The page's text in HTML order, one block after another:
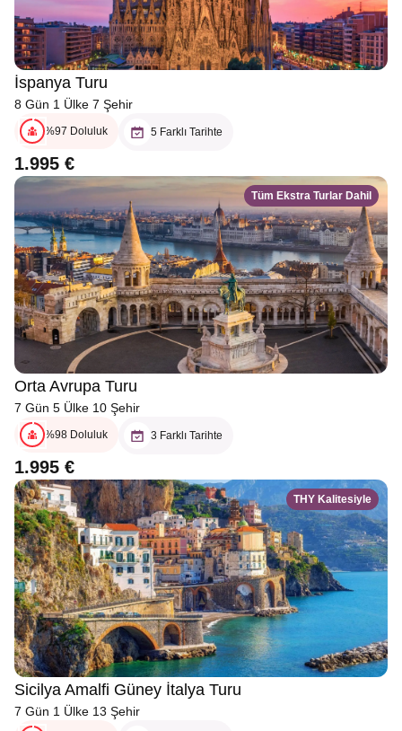
İspanya Turu
8 Gün 1 Ülke 7 Şehir
%97 Doluluk 5 Farklı Tarihte
1.995 €
Tüm Ekstra Turlar Dahil
Orta Avrupa Turu
7 Gün 5 Ülke 10 Şehir
%98 Doluluk 3 Farklı Tarihte
1.995 €
THY Kalitesiyle
Sicilya Amalfi Güney İtalya Turu
7 Gün 1 Ülke 13 Şehir